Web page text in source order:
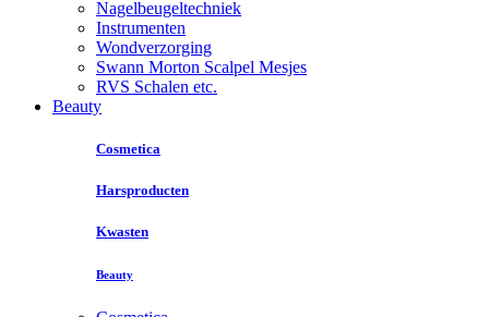
Nagelbeugeltechniek
Instrumenten
Wondverzorging
Swann Morton Scalpel Mesjes
RVS Schalen etc.
Beauty
Cosmetica
Harsproducten
Kwasten
Beauty